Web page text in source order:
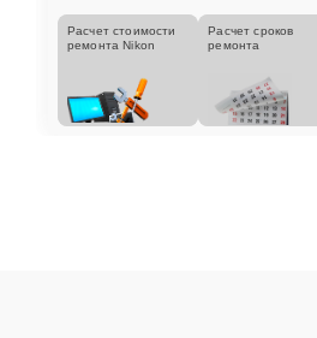
Расчет стоимости
ремонта Nikon
Расчет сроков
ремонта